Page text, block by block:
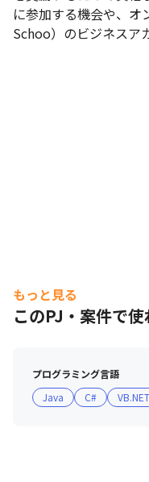
に参加する機会や、
Schoo）のビジネスア
もっと見る
このPJ・案件で
プログラミング言語
Java
C# VB.NET